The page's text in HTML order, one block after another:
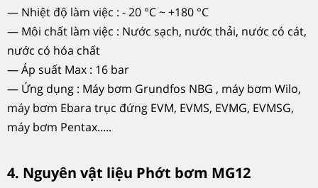
— Nhiệt độ làm việc : - 20 °C ~ +180 °C
— Môi chất làm việc : Nước sạch, nước thải, nước có cát,
nước có hóa chất
— Áp suất Max : 16 bar
— Ứng dụng : Máy bơm Grundfos NBG , máy bơm Wilo,
máy bơm Ebara trục đứng EVM, EVMS, EVMG, EVMSG,
máy bơm Pentax.....
4. Nguyên vật liệu Phớt bơm MG12